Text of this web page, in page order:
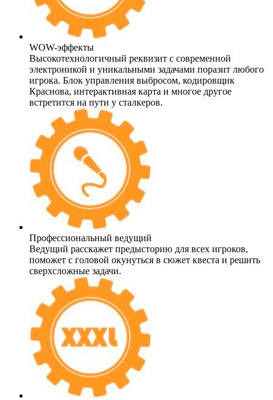
WOW-эффекты
Высокотехнологичный реквизит с современной
электроникой и уникальными задачами поразит любого
игрока. Блок управления выбросом, кодировщик
Краснова, интерактивная карта и многое другое
встретится на пути у сталкеров.
Профессиональный ведущий
Ведущий расскажет предысторию для всех игроков,
поможет с головой окунуться в сюжет квеста и решить
сверхсложные задачи.